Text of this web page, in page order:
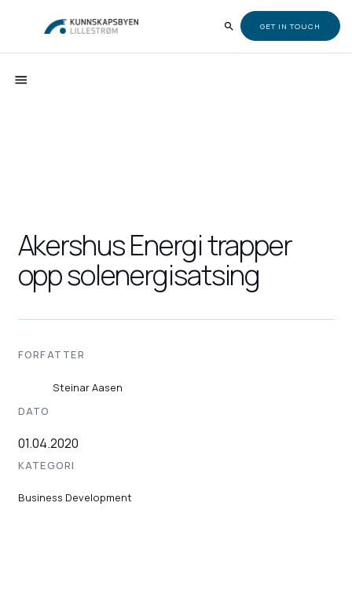
GET IN TOUCH
Akershus Energi trapper
opp solenergisatsing
FORFATTER
Steinar Aasen
DATO
01.04.2020
KATEGORI
Business Development